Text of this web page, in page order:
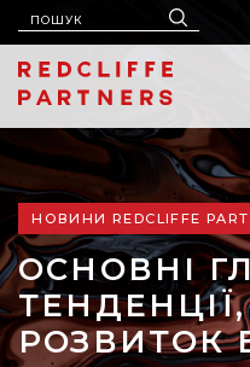
НОВИНИ REDCLIFFE
ОСНОВНІ
РОЗВИТОК